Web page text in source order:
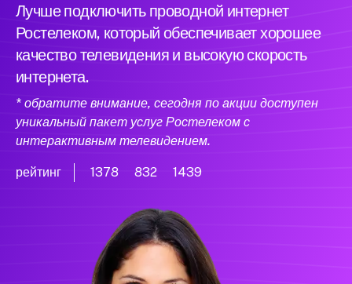
Лучше подключить проводной интернет
Ростелеком, который обеспечивает хорошее
качество телевидения и высокую скорость
интернета.
* обратите внимание, сегодня по акции доступен
уникальный пакет услуг Ростелеком с
интерактивным телевидением.
рейтинг 1378 832 1439